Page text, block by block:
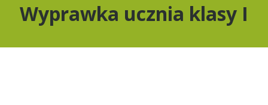
Wyprawka ucznia klasy I